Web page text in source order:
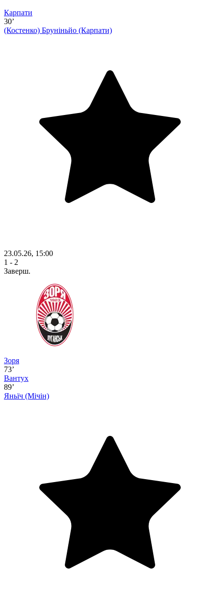
Карпати
30’
(Костенко) Бруніньйо (Карпати)
23.05.26, 15:00
1 - 2
Заверш.
Зоря
73’
Вантух
89’
Яньїч (Мічін)